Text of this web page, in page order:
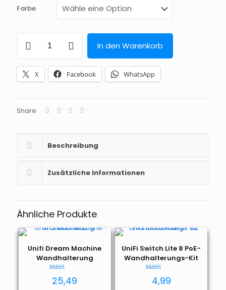
Farbe
Kamera-
Wandhalterung
Menge
In den Warenkorb
X Facebook WhatsApp
Share
Beschreibung
Zusätzliche Informationen
Ähnliche Produkte
Unifi Dream Machine
Wandhalterung
5.00
von 5
25,49
UniFi Switch Lite 8 PoE-
Wandhalterungs-Kit
5.00
von 5
4,99